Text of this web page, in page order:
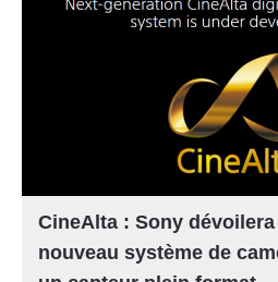
CineAlta : Sony
nouveau système de